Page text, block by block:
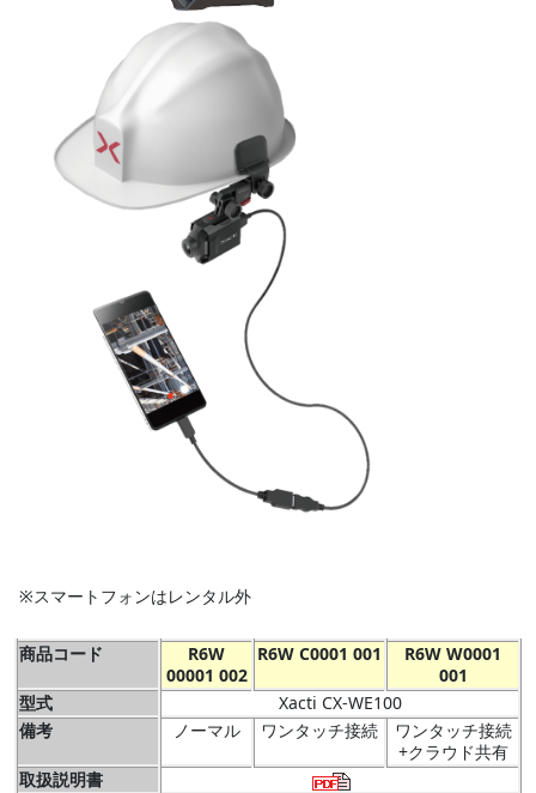
※スマートフォンはレンタル外
商品コード
R6W
00001 002
R6W C0001 001
R6W W0001
001
型式
Xacti CX-WE100
備考
ノーマル ワンタッチ接続
ワンタッチ接続
+クラウド共有
取扱説明書